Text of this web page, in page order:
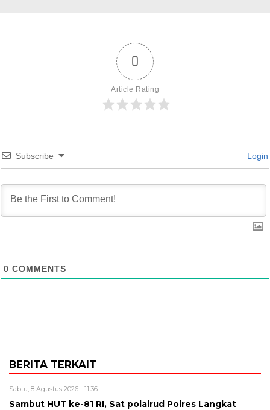
0
Article Rating
Subscribe Login
0 COMMENTS
BERITA TERKAIT
Sabtu, 8 Agustus 2026 - 11:36
Sambut HUT ke-81 RI, Sat polairud Polres Langkat